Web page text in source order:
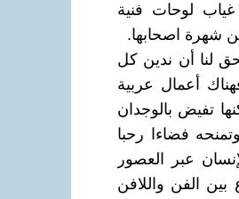
لوحات فنية
شهرة اصحابها.
لنا أن ندين كل
أعمال عربية
تفيض بالوجدان
فضاءا رحبا
عبر العصور
الفن واللافن